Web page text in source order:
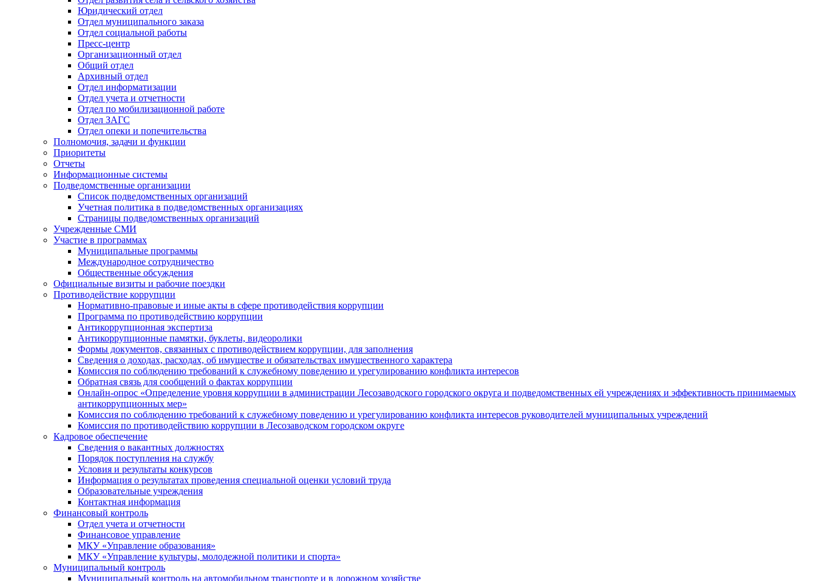
Юридический отдел
Отдел муниципального заказа
Отдел социальной работы
Пресс-центр
Организационный отдел
Общий отдел
Архивный отдел
Отдел информатизации
Отдел учета и отчетности
Отдел по мобилизационной работе
Отдел ЗАГС
Отдел опеки и попечительства
Полномочия, задачи и функции
Приоритеты
Отчеты
Информационные системы
Подведомственные организации
Список подведомственных организаций
Учетная политика в подведомственных организациях
Страницы подведомственных организаций
Учрежденные СМИ
Участие в программах
Муниципальные программы
Международное сотрудничество
Общественные обсуждения
Официальные визиты и рабочие поездки
Противодействие коррупции
Нормативно-правовые и иные акты в сфере противодействия коррупции
Программа по противодействию коррупции
Антикоррупционная экспертиза
Антикоррупционные памятки, буклеты, видеоролики
Формы документов, связанных с противодействием коррупции, для заполнения
Сведения о доходах, расходах, об имуществе и обязательствах имущественного характера
Комиссия по соблюдению требований к служебному поведению и урегулированию конфликта интересов
Обратная связь для сообщений о фактах коррупции
Онлайн-опрос «Определение уровня коррупции в администрации Лесозаводского городского округа и подведомственных ей учреждениях и эффективность принимаемых
антикоррупционных мер»
Комиссия по соблюдению требований к служебному поведению и урегулированию конфликта интересов руководителей муниципальных учреждений
Комиссия по противодействию коррупции в Лесозаводском городском округе
Кадровое обеспечение
Сведения о вакантных должностях
Порядок поступления на службу
Условия и результаты конкурсов
Информация о результатах проведения специальной оценки условий труда
Образовательные учреждения
Контактная информация
Финансовый контроль
Отдел учета и отчетности
Финансовое управление
МКУ «Управление образования»
МКУ «Управление культуры, молодежной политики и спорта»
Муниципальный контроль
Муниципальный контроль на автомобильном транспорте и в дорожном хозяйстве